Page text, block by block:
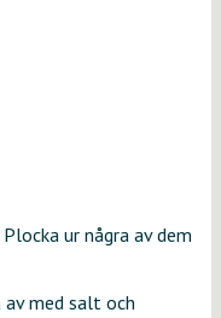
ur några av dem
med salt och